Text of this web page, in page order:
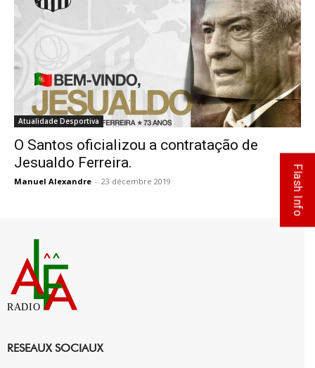
Atualidade Desportiva
O Santos oficializou a contratação de
Jesualdo Ferreira.
Manuel Alexandre - 23 décembre 2019 0
RADIO
RESEAUX SOCIAUX
Flash Info